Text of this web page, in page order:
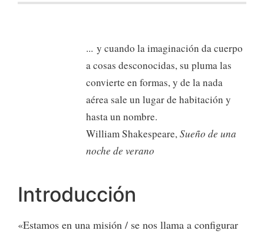
... y cuando la imaginación da cuerpo
a cosas desconocidas, su pluma las
convierte en formas, y de la nada
aérea sale un lugar de habitación y
hasta un nombre.
William Shakespeare,Sueño de una
noche de verano
Introducción
«Estamos en una misión / se nos llama a configurar